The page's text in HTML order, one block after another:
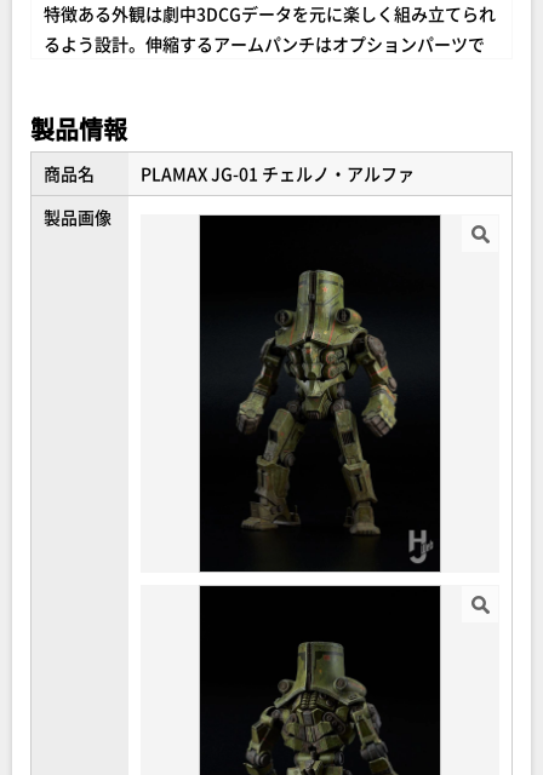
特徴ある外観は劇中3DCGデータを元に楽しく組み立てられ
るよう設計。伸縮するアームパンチはオプションパーツで
【ジプシー・デンジャー】
主人公ローリー・ベケットと森マコの搭乗する第３世代型
イェーガー「ジプシー・デンジャー」。
装甲内部フレームもパーツ化。付属パーツとして両腕のプ
ラズマキャノン、チェーンソードを用意。更に同梱のLEDユ
ニットにより、胸部タービンの発光を楽しむことが出来ま
劇場で感じた圧倒的迫力をその手で再現して下さい！
製品情報
商品名
PLAMAX JG-01 チェルノ・アルファ
製品画像